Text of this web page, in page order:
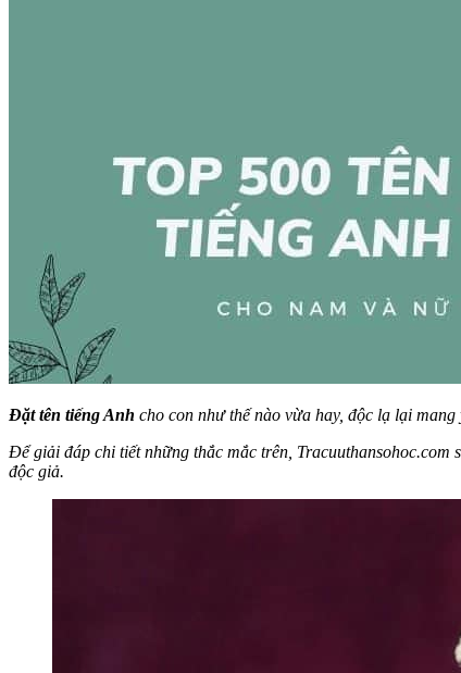
Đặt tên tiếng Anh cho con như thế nào vừa hay, độc lạ lại
Để giải đáp chi tiết những thắc mắc trên, Tracuuthansohoc.com
độc giả.